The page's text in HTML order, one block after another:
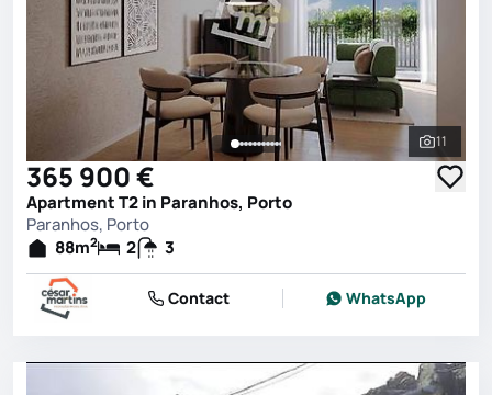
See all
11
365 900 €
Apartment T2 in Paranhos, Porto
Paranhos, Porto
88m2 2 3
Contact WhatsApp